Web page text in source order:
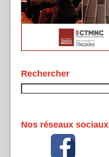
Rechercher
Nos réseaux sociaux